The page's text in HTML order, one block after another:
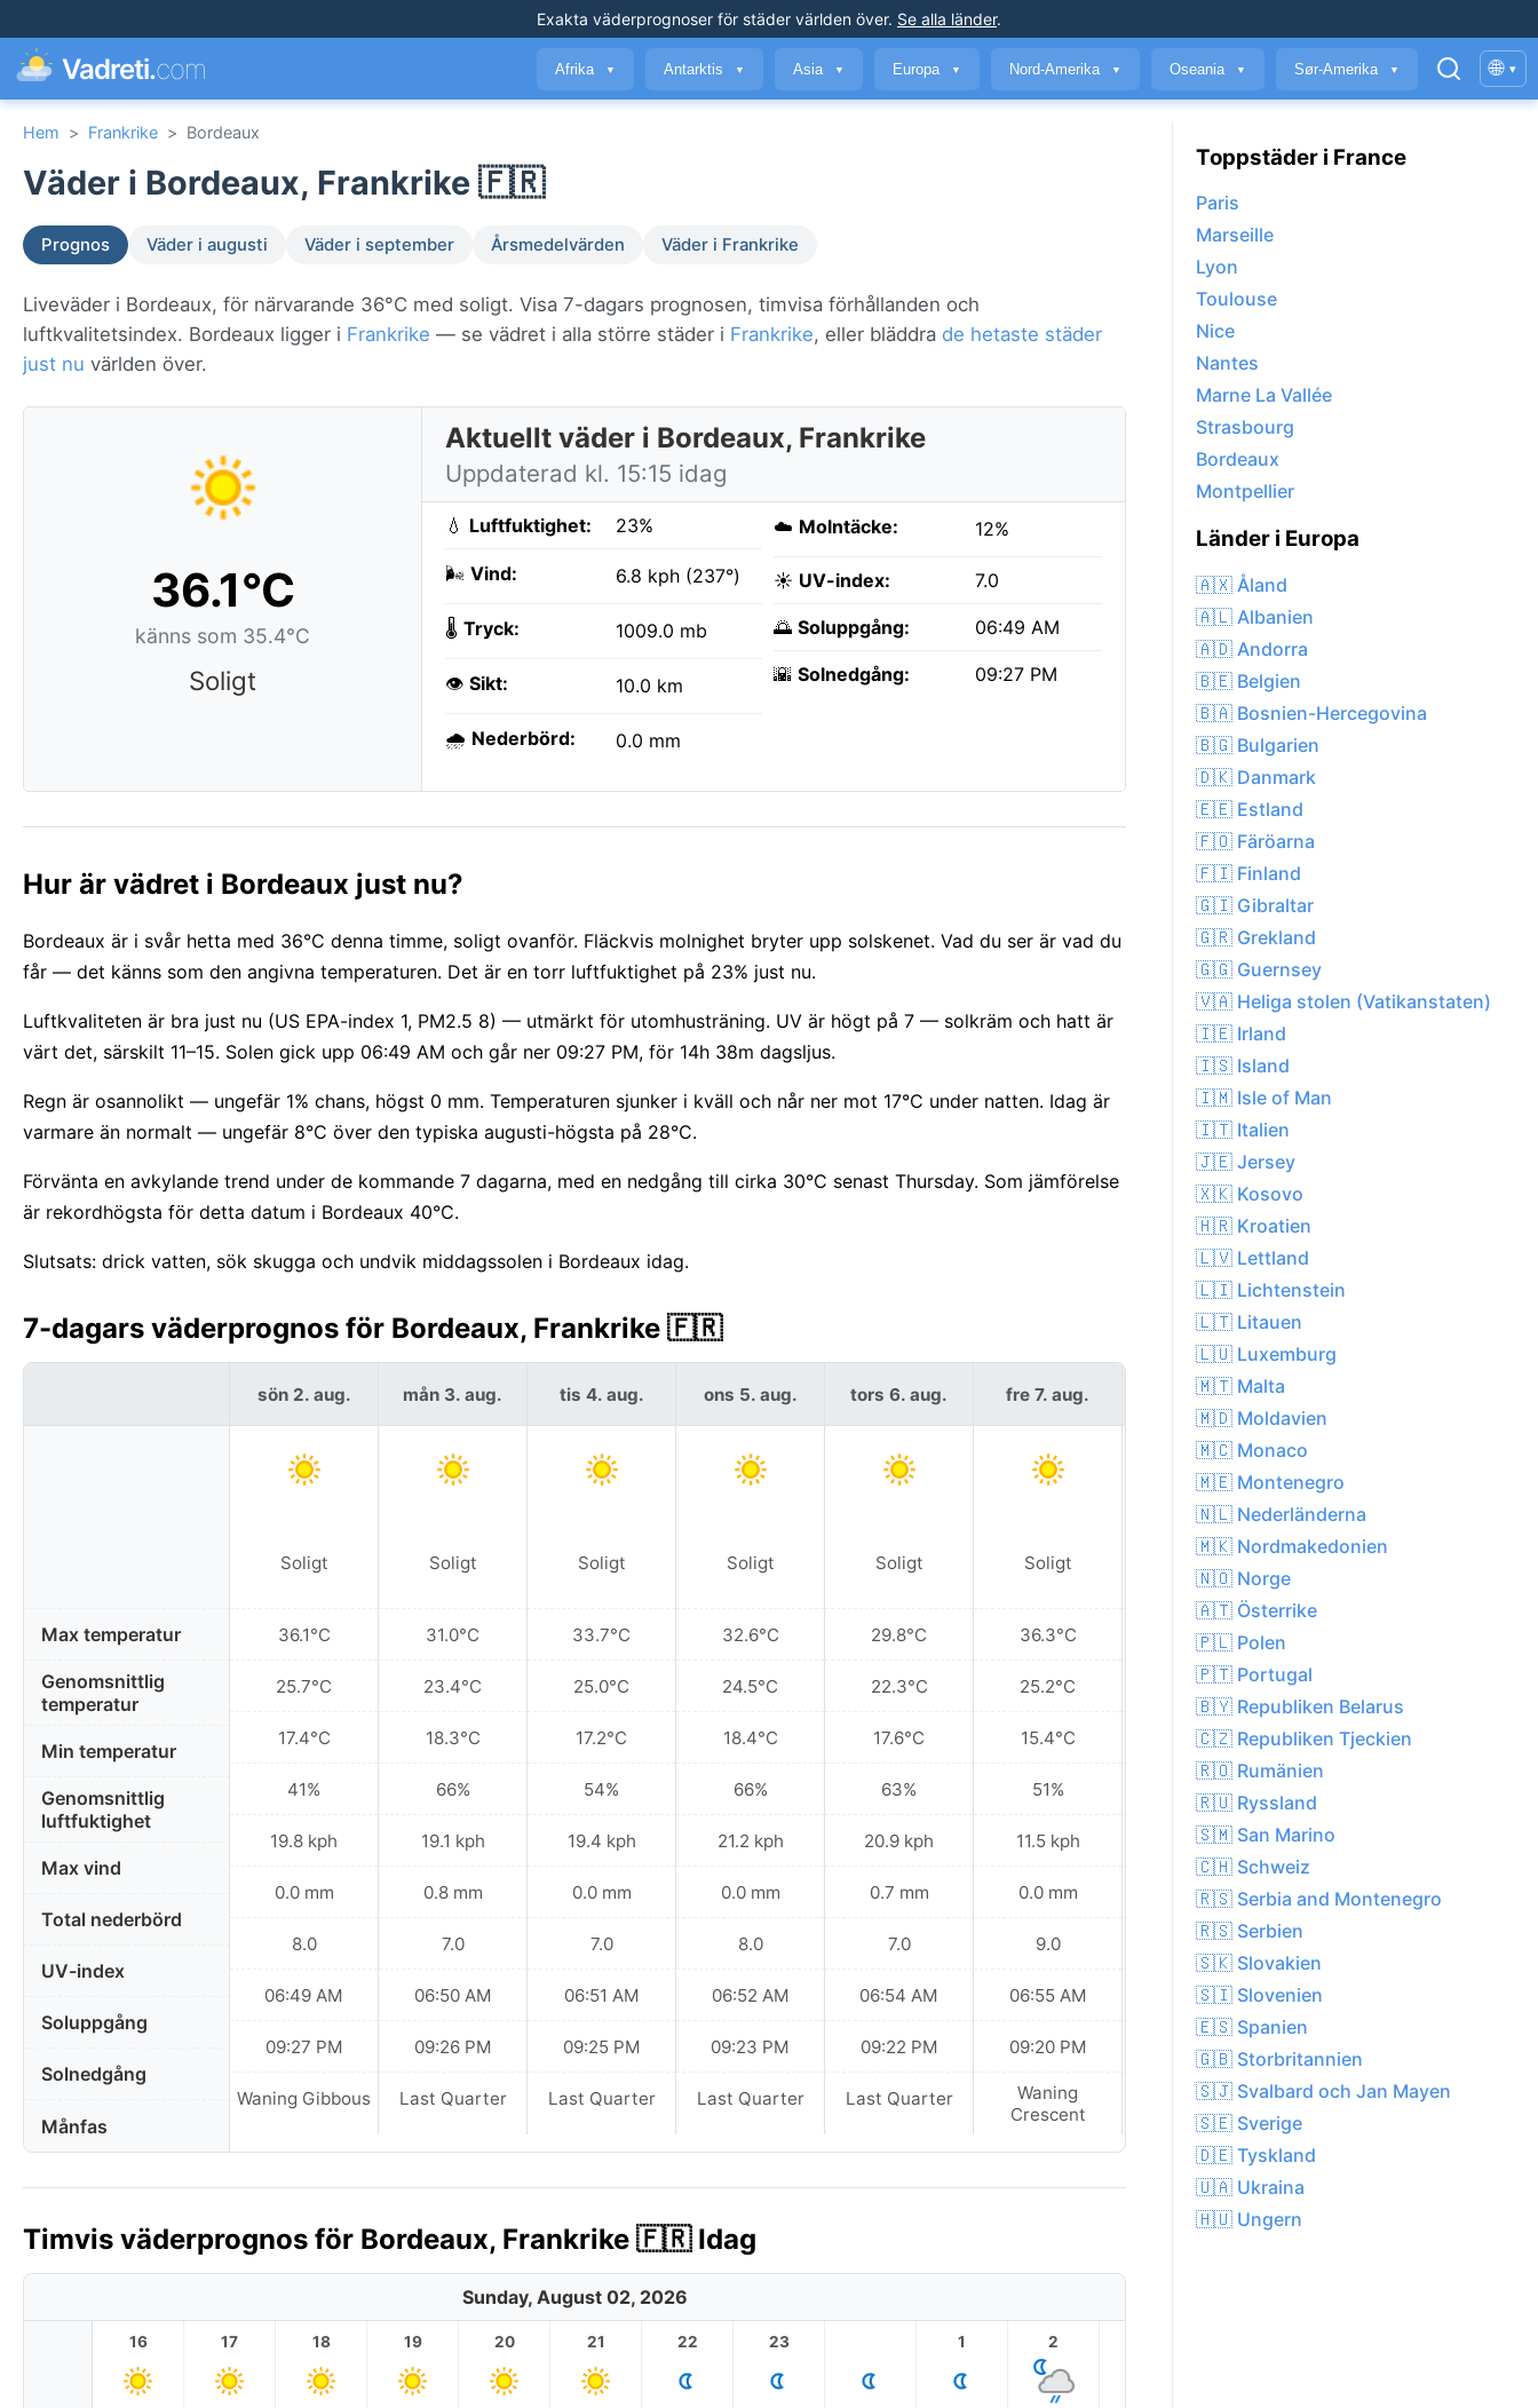
Exakta väderprognoser för städer världen över. Se alla länder.
Vadreti.com Afrika ▼ Antarktis ▼ Asia ▼ Europa ▼ Nord-Amerika ▼ Oseania ▼ Sør-Amerika ▼ 🌐 ▾
Hem > Frankrike > Bordeaux
Väder i Bordeaux, Frankrike 🇫🇷
Prognos Väder i augusti Väder i september Årsmedelvärden Väder i Frankrike
Liveväder i Bordeaux, för närvarande 36°C med soligt. Visa 7-dagars prognosen, timvisa förhållanden och
luftkvalitetsindex. Bordeaux ligger i Frankrike — se vädret i alla större städer i Frankrike, eller bläddra de hetaste städer
just nu världen över.
36.1°C
känns som 35.4°C
Soligt
Aktuellt väder i Bordeaux, Frankrike
Uppdaterad kl. 15:15 idag
💧 Luftfuktighet: 23%
🌬️ Vind: 6.8 kph (237°)
🌡️ Tryck: 1009.0 mb
👁️ Sikt: 10.0 km
🌧️ Nederbörd: 0.0 mm
☁️ Molntäcke: 12%
☀️ UV-index: 7.0
🌅 Soluppgång: 06:49 AM
🌇 Solnedgång: 09:27 PM
Hur är vädret i Bordeaux just nu?
Bordeaux är i svår hetta med 36°C denna timme, soligt ovanför. Fläckvis molnighet bryter upp solskenet. Vad du ser är vad du
får — det känns som den angivna temperaturen. Det är en torr luftfuktighet på 23% just nu.
Luftkvaliteten är bra just nu (US EPA-index 1, PM2.5 8) — utmärkt för utomhusträning. UV är högt på 7 — solkräm och hatt är
värt det, särskilt 11–15. Solen gick upp 06:49 AM och går ner 09:27 PM, för 14h 38m dagsljus.
Regn är osannolikt — ungefär 1% chans, högst 0 mm. Temperaturen sjunker i kväll och når ner mot 17°C under natten. Idag är
varmare än normalt — ungefär 8°C över den typiska augusti-högsta på 28°C.
Förvänta en avkylande trend under de kommande 7 dagarna, med en nedgång till cirka 30°C senast Thursday. Som jämförelse
är rekordhögsta för detta datum i Bordeaux 40°C.
Slutsats: drick vatten, sök skugga och undvik middagssolen i Bordeaux idag.
7-dagars väderprognos för Bordeaux, Frankrike 🇫🇷
Max temperatur
Genomsnittlig
temperatur
Min temperatur
Genomsnittlig
luftfuktighet
Max vind
Total nederbörd
UV-index
Soluppgång
Solnedgång
Månfas
sön 2. aug.
Soligt
36.1°C
25.7°C
17.4°C
41%
19.8 kph
0.0 mm
8.0
06:49 AM
09:27 PM
Waning Gibbous
mån 3. aug.
Soligt
31.0°C
23.4°C
18.3°C
66%
19.1 kph
0.8 mm
7.0
06:50 AM
09:26 PM
Last Quarter
tis 4. aug.
Soligt
33.7°C
25.0°C
17.2°C
54%
19.4 kph
0.0 mm
7.0
06:51 AM
09:25 PM
Last Quarter
ons 5. aug.
Soligt
32.6°C
24.5°C
18.4°C
66%
21.2 kph
0.0 mm
8.0
06:52 AM
09:23 PM
Last Quarter
tors 6. aug.
Soligt
29.8°C
22.3°C
17.6°C
63%
20.9 kph
0.7 mm
7.0
06:54 AM
09:22 PM
Last Quarter
fre 7. aug.
Soligt
36.3°C
25.2°C
15.4°C
51%
11.5 kph
0.0 mm
9.0
06:55 AM
09:20 PM
Waning
Crescent
lör 8. aug.
30.7°C
24.2°C
19.0°C
56%
23.0 kph
0.9 mm
8.0
06:56 AM
09:19 PM
Waning
Crescent
Timvis väderprognos för Bordeaux, Frankrike 🇫🇷 Idag
Sunday, August 02, 2026
16 17 18 19 20 21 22 23 1 2
Toppstäder i France
Paris
Marseille
Lyon
Toulouse
Nice
Nantes
Marne La Vallée
Strasbourg
Bordeaux
Montpellier
Länder i Europa
🇦🇽 Åland
🇦🇱 Albanien
🇦🇩 Andorra
🇧🇪 Belgien
🇧🇦 Bosnien-Hercegovina
🇧🇬 Bulgarien
🇩🇰 Danmark
🇪🇪 Estland
🇫🇴 Färöarna
🇫🇮 Finland
🇬🇮 Gibraltar
🇬🇷 Grekland
🇬🇬 Guernsey
🇻🇦 Heliga stolen (Vatikanstaten)
🇮🇪 Irland
🇮🇸 Island
🇮🇲 Isle of Man
🇮🇹 Italien
🇯🇪 Jersey
🇽🇰 Kosovo
🇭🇷 Kroatien
🇱🇻 Lettland
🇱🇮 Lichtenstein
🇱🇹 Litauen
🇱🇺 Luxemburg
🇲🇹 Malta
🇲🇩 Moldavien
🇲🇨 Monaco
🇲🇪 Montenegro
🇳🇱 Nederländerna
🇲🇰 Nordmakedonien
🇳🇴 Norge
🇦🇹 Österrike
🇵🇱 Polen
🇵🇹 Portugal
🇧🇾 Republiken Belarus
🇨🇿 Republiken Tjeckien
🇷🇴 Rumänien
🇷🇺 Ryssland
🇸🇲 San Marino
🇨🇭 Schweiz
🇷🇸 Serbia and Montenegro
🇷🇸 Serbien
🇸🇰 Slovakien
🇸🇮 Slovenien
🇪🇸 Spanien
🇬🇧 Storbritannien
🇸🇯 Svalbard och Jan Mayen
🇸🇪 Sverige
🇩🇪 Tyskland
🇺🇦 Ukraina
🇭🇺 Ungern